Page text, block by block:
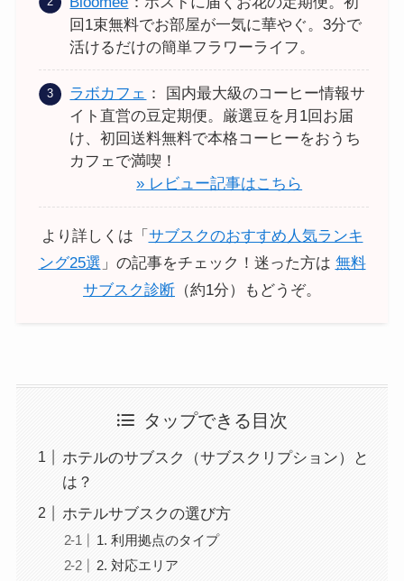
回1束無料でお部屋が一気に華やぐ。3分で
活けるだけの簡単フラワーライフ。
ラボカフェ ： 国内最大級のコーヒー情報サ
イト直営の豆定期便。厳選豆を月1回お届
け、初回送料無料で本格コーヒーをおうち
カフェで満喫！
» レビュー記事はこちら
より詳しくは「 サブスクのおすすめ人気ランキ
ング25選 」の記事をチェック！迷った方は 無料
サブスク診断 （約1分）もどうぞ。
タップできる目次
ホテルのサブスク（サブスクリプション）と
は？
ホテルサブスクの選び方
1. 利用拠点のタイプ
2. 対応エリア